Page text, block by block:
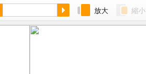
放大 縮小